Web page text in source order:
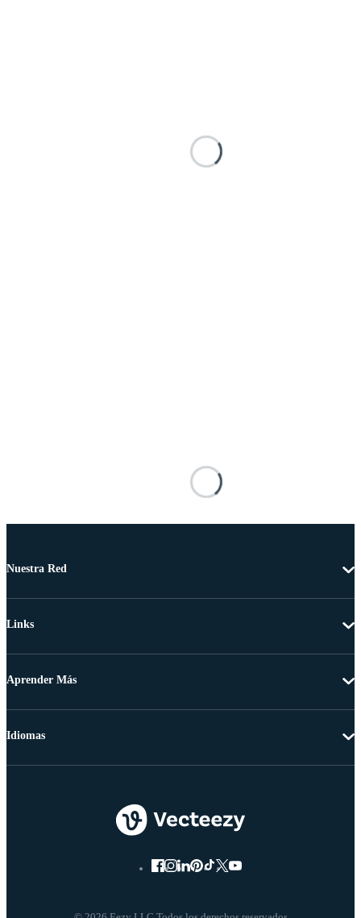
Nuestra Red
Links
Aprender Más
Idiomas